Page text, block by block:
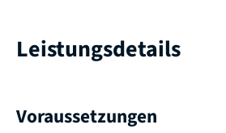
Leistungsdetails
Voraussetzungen